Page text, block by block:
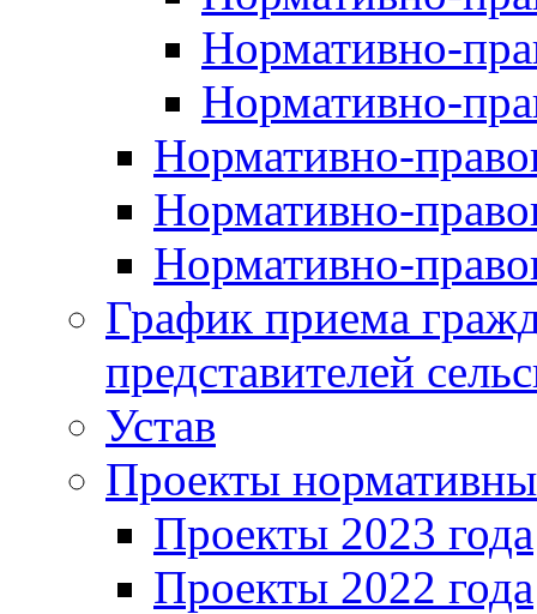
Нормативно-
Нормативно-
Нормативно-
Нормативно-
Нормативно-
График приема
представителей
Устав
Проекты
Проекты 2023 года
Проекты 2022 года